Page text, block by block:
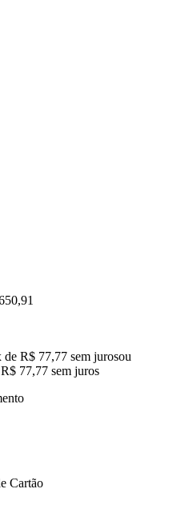
,91
R$ 77,77 sem jurosou
R$ 77,77 sem juros
Cartão